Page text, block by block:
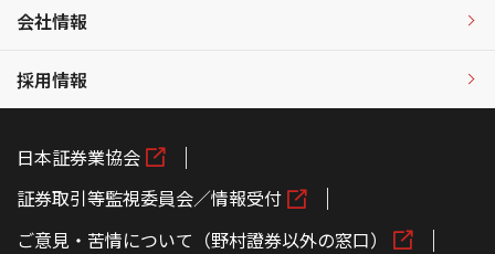
会社情報
採用情報
日本証券業協会
証券取引等監視委員会／情報受付
ご意見・苦情について（野村證券以外の窓口）